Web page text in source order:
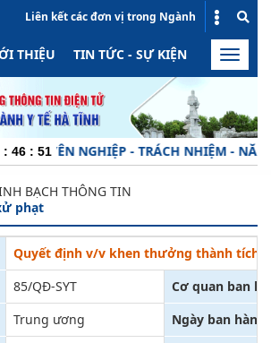
Liên kết các đơn vị trong Ngành
THIỆU TIN TỨC - SỰ KIỆN HOẠT
Toggle
: 46 : 51
CHUYÊN NGHIỆP - TRÁCH NHIỆM - NĂNG
BẠCH THÔNG TIN
phạt
Quyết định v/v khen thưởng thành tích
85/QĐ-SYT
Cơ quan ban
Trung ương
Ngày ban hành